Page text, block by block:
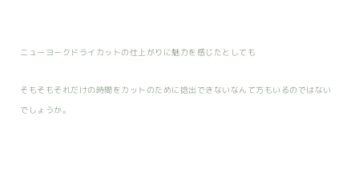
ニューヨークドライカットの仕上がりに魅力を感じたとしても
そもそもそれだけの時間をカットのために捻出できないなんて方もいるのではない
でしょうか。